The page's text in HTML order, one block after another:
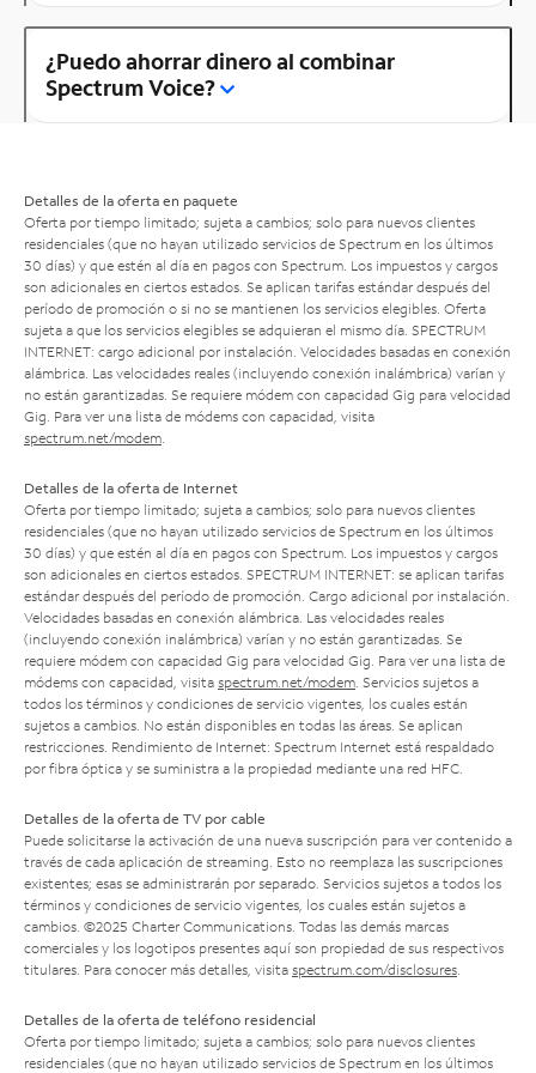
¿Puedo ahorrar dinero al combinar
Spectrum Voice?
Detalles de la oferta en paquete
Oferta por tiempo limitado; sujeta a cambios; solo para nuevos clientes
residenciales (que no hayan utilizado servicios de Spectrum en los últimos
30 días) y que estén al día en pagos con Spectrum. Los impuestos y cargos
son adicionales en ciertos estados. Se aplican tarifas estándar después del
período de promoción o si no se mantienen los servicios elegibles. Oferta
sujeta a que los servicios elegibles se adquieran el mismo día. SPECTRUM
INTERNET: cargo adicional por instalación. Velocidades basadas en conexión
alámbrica. Las velocidades reales (incluyendo conexión inalámbrica) varían y
no están garantizadas. Se requiere módem con capacidad Gig para velocidad
Gig. Para ver una lista de módems con capacidad, visita
spectrum.net/modem
Detalles de la oferta de Internet
Oferta por tiempo limitado; sujeta a cambios; solo para nuevos clientes
residenciales (que no hayan utilizado servicios de Spectrum en los últimos
30 días) y que estén al día en pagos con Spectrum. Los impuestos y cargos
son adicionales en ciertos estados. SPECTRUM INTERNET: se aplican tarifas
estándar después del período de promoción. Cargo adicional por instalación.
Velocidades basadas en conexión alámbrica. Las velocidades reales
(incluyendo conexión inalámbrica) varían y no están garantizadas. Se
requiere módem con capacidad Gig para velocidad Gig. Para ver una lista de
módems con capacidad, visita spectrum.net/modem . Servicios sujetos a
todos los términos y condiciones de servicio vigentes, los cuales están
sujetos a cambios. No están disponibles en todas las áreas. Se aplican
restricciones. Rendimiento de Internet: Spectrum Internet está respaldado
por fibra óptica y se suministra a la propiedad mediante una red HFC.
Detalles de la oferta de TV por cable
Puede solicitarse la activación de una nueva suscripción para ver contenido a
través de cada aplicación de streaming. Esto no reemplaza las suscripciones
existentes; esas se administrarán por separado. Servicios sujetos a todos los
términos y condiciones de servicio vigentes, los cuales están sujetos a
cambios. ©2025 Charter Communications. Todas las demás marcas
comerciales y los logotipos presentes aquí son propiedad de sus respectivos
titulares. Para conocer más detalles, visita spectrum.com/disclosures
Detalles de la oferta de teléfono residencial
Oferta por tiempo limitado; sujeta a cambios; solo para nuevos clientes
residenciales (que no hayan utilizado servicios de Spectrum en los últimos